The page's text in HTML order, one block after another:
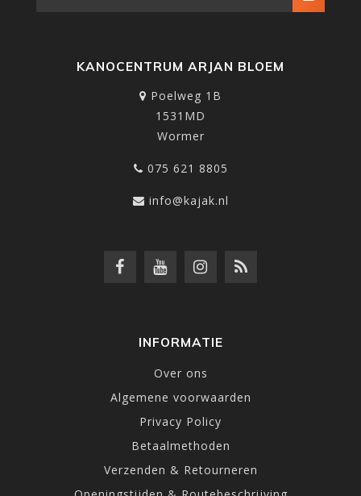
KANOCENTRUM ARJAN BLOEM
Poelweg 1B
1531MD
Wormer
075 621 8805
info@kajak.nl
INFORMATIE
Over ons
Algemene voorwaarden
Privacy Policy
Betaalmethoden
Verzenden & Retourneren